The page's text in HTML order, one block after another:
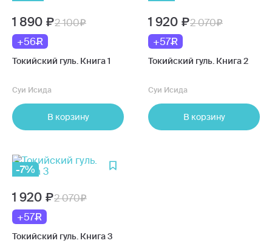
1 890
2 100
+56
Токийский гуль. Книга 1
Суи Исида
В корзину
1 920
2 070
+57
Токийский гуль. Книга 2
Суи Исида
В корзину
-7%
1 920
2 070
+57
Токийский гуль. Книга 3